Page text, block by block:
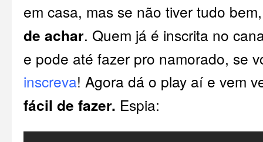
em casa, mas se não tiver tudo
de achar. Quem já é inscrita no
e pode até fazer pro namorado, se
inscreva! Agora dá o play aí e vem
fácil de fazer. Espia: